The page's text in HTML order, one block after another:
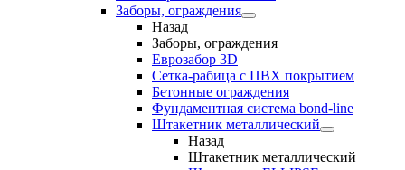
Заборы, ограждения
Назад
Заборы, ограждения
Еврозабор 3D
Сетка-рабица с ПВХ покрытием
Бетонные ограждения
Фундаментная система bond-line
Штакетник металлический
Назад
Штакетник металлический